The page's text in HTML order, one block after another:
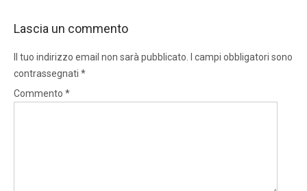
Lascia un commento
Il tuo indirizzo email non sarà pubblicato.
I campi obbligatori sono
contrassegnati *
Commento *